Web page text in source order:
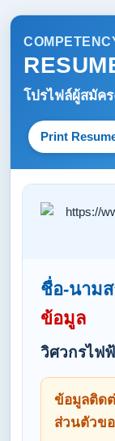
โปรไฟล์ผู้สมัค
Print
ชื่อ-นาม
ข้อมูล
วิศวกรไฟ
ข้อมูลติด
ส่วนตัวข